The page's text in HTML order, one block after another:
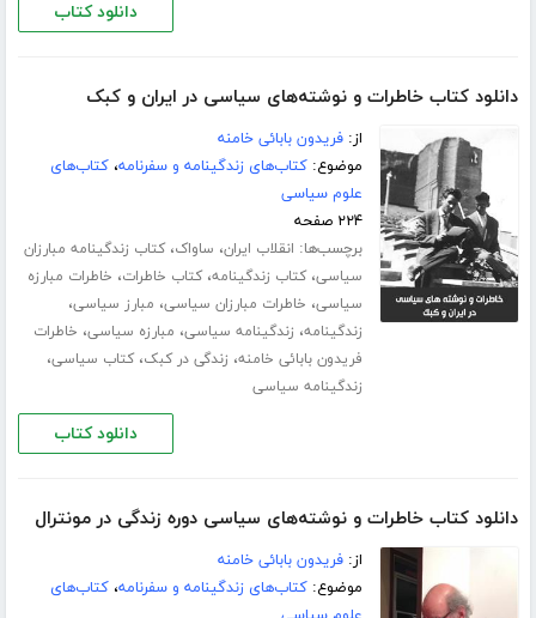
دانلود کتاب
دانلود کتاب خاطرات و نوشته‌های سیاسی در ایران و کبک
از:فریدون بابائی خامنه
موضوع:کتاب‌های زندگینامه و سفرنامه،کتاب‌های
علوم سیاسی
۲۲۴ صفحه
برچسب‌ها: انقلاب ایران، ساواک،کتاب زندگینامه مبارزان
سیاسی،کتاب زندگینامه،کتاب خاطرات، خاطرات مبارزه
سیاسی، خاطرات مبارزان سیاسی، مبارز سیاسی،
زندگینامه، زندگینامه سیاسی، مبارزه سیاسی، خاطرات
فریدون بابائی خامنه، زندگی در کبک،کتاب سیاسی،
زندگینامه سیاسی
دانلود کتاب
دانلود کتاب خاطرات و نوشته‌های سیاسی دوره زندگی در مونترال
از:فریدون بابائی خامنه
موضوع:کتاب‌های زندگینامه و سفرنامه،کتاب‌های